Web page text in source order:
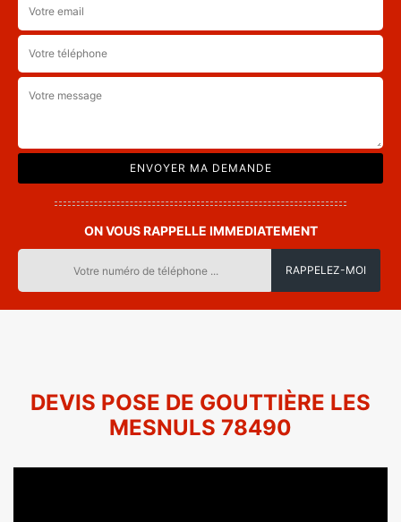
ON VOUS RAPPELLE IMMEDIATEMENT
DEVIS POSE DE GOUTTIÈRE LES
MESNULS 78490